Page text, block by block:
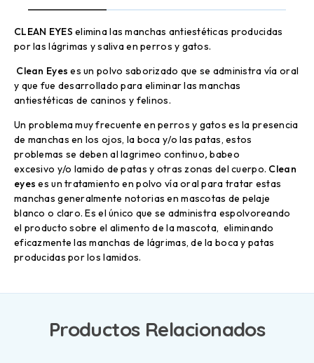
CLEAN EYES elimina las manchas antiestéticas producidas
por las lágrimas y saliva en perros y gatos.
Clean Eyes es un polvo saborizado que se administra vía oral
y que fue desarrollado para eliminar las manchas
antiestéticas de caninos y felinos.
Un problema muy frecuente en perros y gatos es la presencia
de manchas en los ojos, la boca y/o las patas, estos
problemas se deben al lagrimeo continuo, babeo
excesivo y/o lamido de patas y otras zonas del cuerpo. Clean
eyes es un tratamiento en polvo vía oral para tratar estas
manchas generalmente notorias en mascotas de pelaje
blanco o claro. Es el único que se administra espolvoreando
el producto sobre el alimento de la mascota, eliminando
eficazmente las manchas de lágrimas, de la boca y patas
producidas por los lamidos.
Productos Relacionados